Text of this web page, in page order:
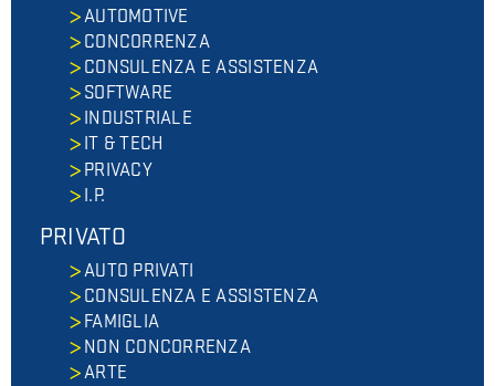
AUTOMOTIVE
CONCORRENZA
CONSULENZA E ASSISTENZA
SOFTWARE
INDUSTRIALE
IT & TECH
PRIVACY
I.P.
PRIVATO
AUTO PRIVATI
CONSULENZA E ASSISTENZA
FAMIGLIA
NON CONCORRENZA
ARTE